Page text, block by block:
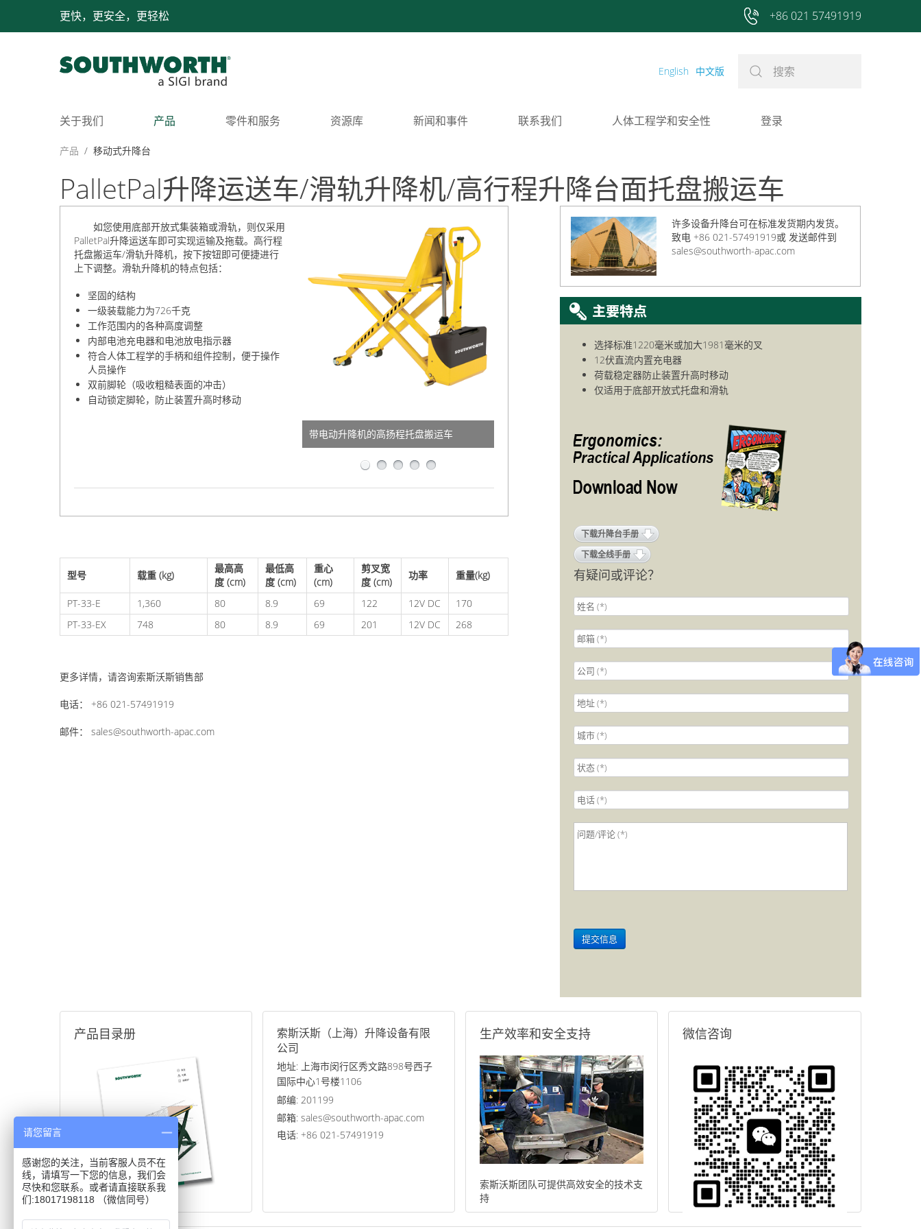
更快，更安全，更轻松 +86 021 57491919
English 中文版
关于我们 产品 零件和服务 资源库 新闻和事件 联系我们 人体工程学和安全性 登录
产品 / 移动式升降台
PalletPal升降运送车/滑轨升降机/高行程升降台面托盘搬运车
带电动升降机的高扬程托盘搬运车
带可选自动调平装置的Palletpal叉车
PalletPal在印刷机上提升卡车送纸张
用作可调节高度的机器进料器
扩展叉型非常适合处理长载荷
如您使用底部开放式集装箱或滑轨，则仅采用
PalletPal升降运送车即可实现运输及拖载。高行程
托盘搬运车/滑轨升降机，按下按钮即可便捷进行
上下调整。滑轨升降机的特点包括：
坚固的结构
一级装载能力为726千克
工作范围内的各种高度调整
内部电池充电器和电池放电指示器
符合人体工程学的手柄和组件控制，便于操作
人员操作
双前脚轮（吸收粗糙表面的冲击）
自动锁定脚轮，防止装置升高时移动
许多设备升降台可在标准发货期内发货。
致电 +86 021-57491919或 发送邮件到
sales@southworth-apac.com
选择标准1220毫米或加大1981毫米的叉
12伏直流内置充电器
荷载稳定器防止装置升高时移动
仅适用于底部开放式托盘和滑轨
下载升降台手册
下载全线手册
有疑问或评论？
型号 载重 (kg)
最高高
度 (cm)
最低高
度 (cm)
重心
(cm)
剪叉宽
度 (cm)
功率 重量(kg)
PT-33-E 1,360 80 8.9 69 122 12V DC
170
PT-33-EX
748 80 8.9 69 201 12V DC 268
更多详情，请咨询索斯沃斯销售部
电话： +86 021-57491919
邮件： sales@southworth-apac.com
产品目录册
索斯沃斯（上海）升降设备有限
公司
地址: 上海市闵行区秀文路898号西子
国际中心1号楼1106
邮编: 201199
邮箱: sales@southworth-apac.com
电话: +86 021-57491919
生产效率和安全支持
索斯沃斯团队可提供高效安全的技术支
持
微信咨询
请您留言
感谢您的关注，当前客服人员不在
线，请填写一下您的信息，我们会
尽快和您联系。或者请直接联系我
们:18017198118 （微信同号）